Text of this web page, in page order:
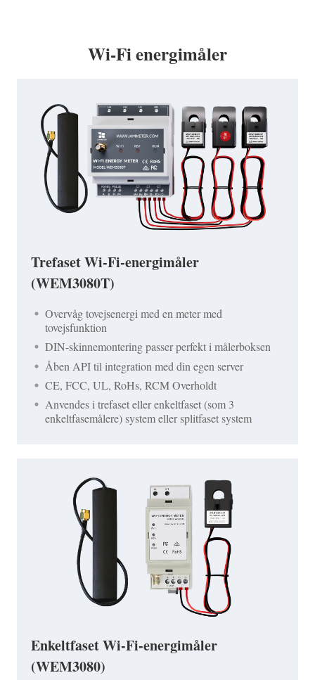
Wi-Fi energimåler
Trefaset Wi-Fi-energimåler
(WEM3080T)
Overvåg tovejsenergi med en meter med
tovejsfunktion
DIN-skinnemontering passer perfekt i målerboksen
Åben API til integration med din egen server
CE, FCC, UL, RoHs, RCM Overholdt
Anvendes i trefaset eller enkeltfaset (som 3
enkeltfasemålere) system eller splitfaset system
Enkeltfaset Wi-Fi-energimåler
(WEM3080)